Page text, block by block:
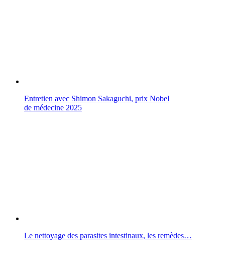
Entretien avec Shimon Sakaguchi, prix Nobel
de médecine 2025
Le nettoyage des parasites intestinaux, les remèdes…